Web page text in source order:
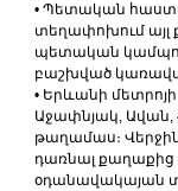
• Պետական
տեղափոխում այլ
պետական
բաշխված
• Երևանի մետրոյի
Աջափնյակ,
թաղամաս։
դառնալ քաղաքից
օդանավակայան